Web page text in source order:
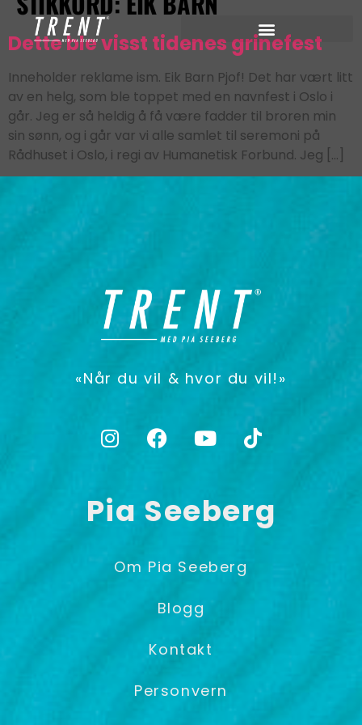
Dette ble visst tidenes grinefest
Inneholder reklame ism. Eik Barn Pjof! Det har vært litt
av en helg, som ble toppet med en navnfest i Oslo i
går. Jeg er så heldig å få være fadder til broren min
sin sønn, og i går var vi alle samlet til seremoni på
Rådhuset i Oslo, i regi av Humanetisk Forbund. Jeg […]
«Når du vil & hvor du vil!»
Pia Seeberg
Om Pia Seeberg
Blogg
Kontakt
Personvern